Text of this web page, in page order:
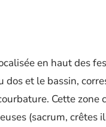
en haut des
dos et le bassin,
Cette zone
(sacrum, crêtes